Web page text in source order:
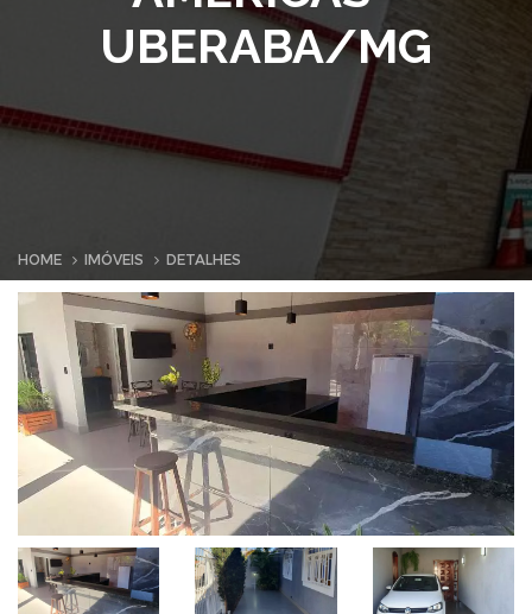
UBERABA/MG
HOME IMÓVEIS DETALHES